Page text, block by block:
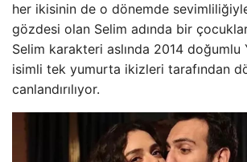
her ikisinin de o dönemde
gözdesi olan Selim adında bir
Selim karakteri aslında 2014 doğumlu
isimli tek yumurta ikizleri tarafından
canlandırılıyor.